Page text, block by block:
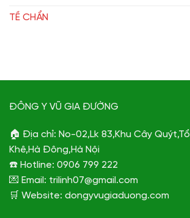
TỀ CHẨN
ĐÔNG Y VŨ GIA ĐƯỜNG
🏠 Địa chỉ: No-02,Lk 83,Khu Cây
Khê,Hà Đông,Hà Nội
☎️ Hotline: 0906 799 222
💌 Email: trilinh07@gmail.com
🛒 Website: dongyvugiaduong.com